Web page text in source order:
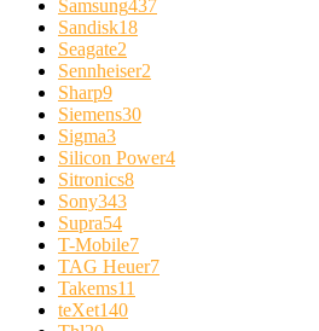
Samsung437
Sandisk18
Seagate2
Sennheiser2
Sharp9
Siemens30
Sigma3
Silicon Power4
Sitronics8
Sony343
Supra54
T-Mobile7
TAG Heuer7
Takems11
teXet140